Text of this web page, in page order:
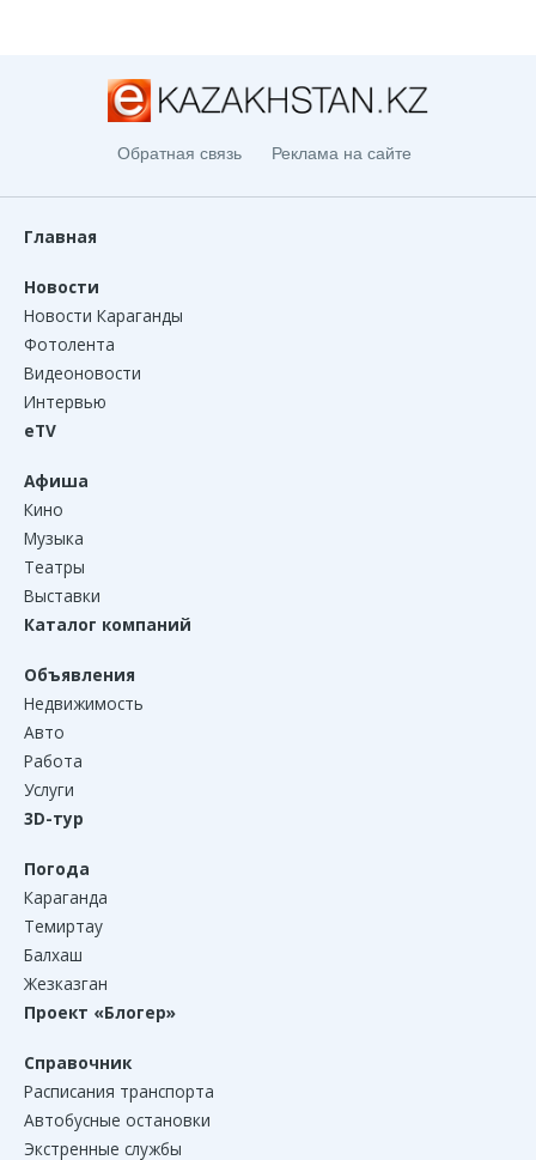
Обратная связь Реклама на сайте
Главная
Новости
Новости Караганды
Фотолента
Видеоновости
Интервью
eTV
Афиша
Кино
Музыка
Театры
Выставки
Каталог компаний
Объявления
Недвижимость
Авто
Работа
Услуги
3D-тур
Погода
Караганда
Темиртау
Балхаш
Жезказган
Проект «Блогер»
Справочник
Расписания транспорта
Автобусные остановки
Экстренные службы